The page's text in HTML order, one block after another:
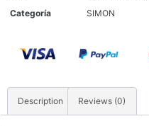
Categoría
SIMON
Description Reviews (0)